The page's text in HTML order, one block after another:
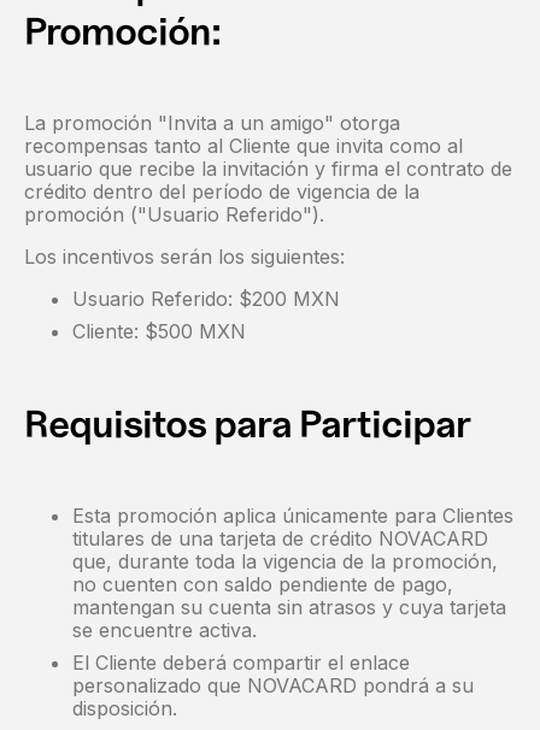
Promoción:
La promoción "Invita a un amigo" otorga
recompensas tanto al Cliente que invita como al
usuario que recibe la invitación y firma el contrato de
crédito dentro del período de vigencia de la
promoción ("Usuario Referido").
Los incentivos serán los siguientes:
Usuario Referido: $200 MXN
Cliente: $500 MXN
Requisitos para Participar
Esta promoción aplica únicamente para Clientes
titulares de una tarjeta de crédito NOVACARD
que, durante toda la vigencia de la promoción,
no cuenten con saldo pendiente de pago,
mantengan su cuenta sin atrasos y cuya tarjeta
se encuentre activa.
El Cliente deberá compartir el enlace
personalizado que NOVACARD pondrá a su
disposición.